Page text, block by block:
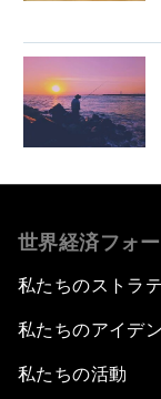
世界経済フォ
私たちのストラ
私たちのアイデ
私たちの活動